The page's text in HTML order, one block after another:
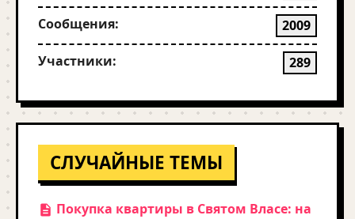
Сообщения: 2009
Участники: 289
СЛУЧАЙНЫЕ ТЕМЫ
Покупка квартиры в Святом Власе: на